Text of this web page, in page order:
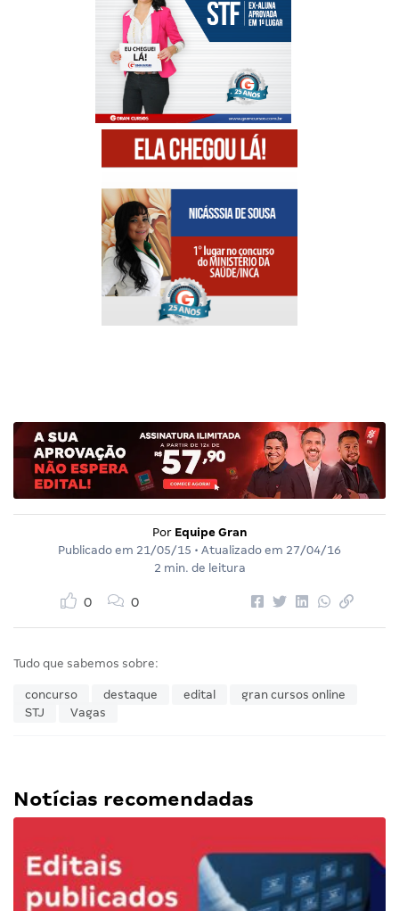
Por Equipe Gran
Publicado em 21/05/15 • Atualizado em 27/04/16
2 min. de leitura
0 0
Tudo que sabemos sobre:
concurso destaque edital
gran cursos online
STJ
Vagas
Notícias recomendadas